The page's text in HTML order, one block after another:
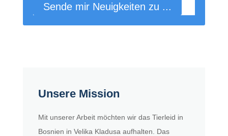
Sende mir Neuigkeiten zu ...
Unsere Mission
Mit unserer Arbeit möchten wir das Tierleid in
Bosnien in Velika Kladusa aufhalten. Das